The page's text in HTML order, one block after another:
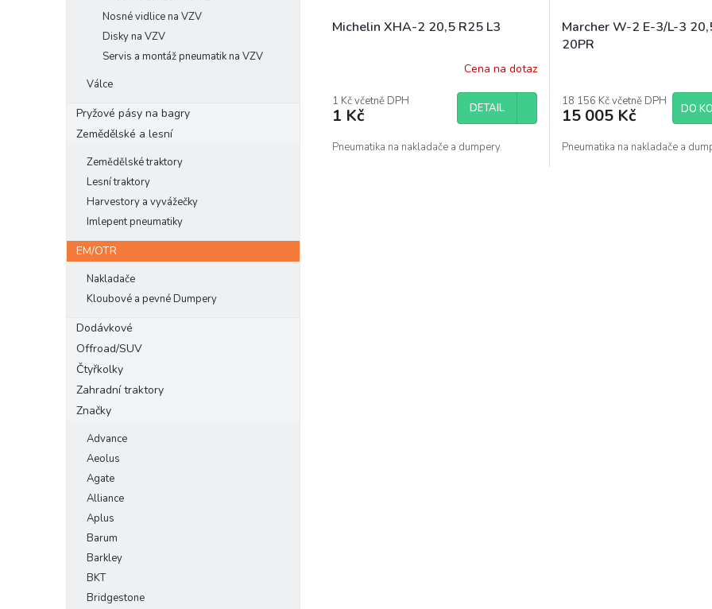
Nosné vidlice na VZV
Disky na VZV
Servis a montáž pneumatik na VZV
Válce
Pryžové pásy na bagry
Zemědělské a lesní
Zemědělské traktory
Lesní traktory
Harvestory a vyvážečky
Imlepent pneumatiky
EM/OTR
Nakladače
Kloubové a pevné Dumpery
Dodávkové
Offroad/SUV
Čtyřkolky
Zahradní traktory
Značky
Advance
Aeolus
Agate
Alliance
Aplus
Barum
Barkley
BKT
Bridgestone
Michelin XHA-2 20,5 R25 L3
Cena na dotaz
1 Kč včetně DPH
1 Kč DETAIL
Pneumatika na nakladače a dumpery.
Marcher W-2 E-3/L-3
20PR
18 156 Kč včetně DPH
15 005 Kč DO
Pneumatika na nakladače a